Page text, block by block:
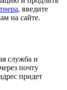
, введите
на сайте.
служба и
почту
придет